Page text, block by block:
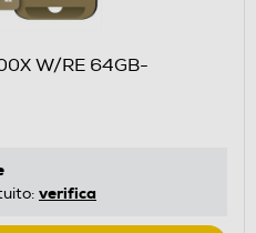
W/RE 64GB-
verifica